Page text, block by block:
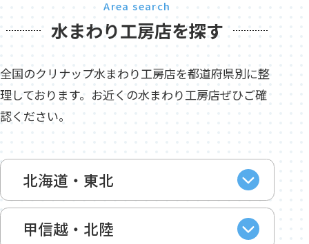
Area search
水まわり工房店を探す
全国のクリナップ水まわり工房店を都道府県別に整
理しております。お近くの水まわり工房店ぜひご確
認ください。
北海道・東北
甲信越・北陸